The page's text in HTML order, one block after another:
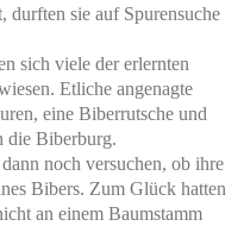
durften sie auf Spurensuche
sich viele der erlernten
Etliche angenagte
eine Biberrutsche und
die Biberburg.
noch versuchen, ob ihre
Bibers. Zum Glück hatten
an einem Baumstamm